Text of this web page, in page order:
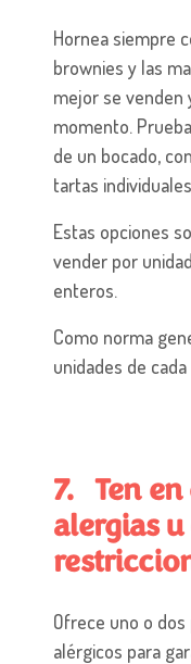
Hornea siempre
brownies y las
mejor se venden
momento.
de un bocado,
tartas
Estas opciones
vender por
enteros.
Como norma
unidades de
7. Ten
alergias
Ofrece uno o
alérgicos para